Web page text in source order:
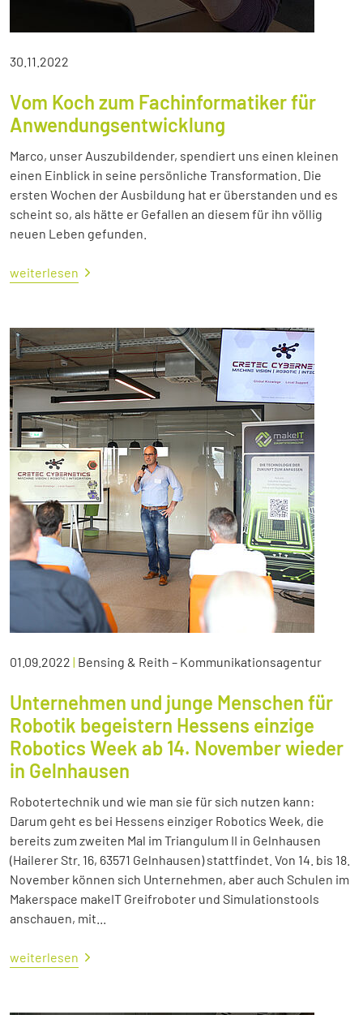
30.11.2022
Vom Koch zum Fachinformatiker für
Anwendungsentwicklung
Marco, unser Auszubildender, spendiert uns einen kleinen
einen Einblick in seine persönliche Transformation. Die
ersten Wochen der Ausbildung hat er überstanden und es
scheint so, als hätte er Gefallen an diesem für ihn völlig
neuen Leben gefunden.
weiterlesen
01.09.2022 | Bensing & Reith – Kommunikationsagentur
Unternehmen und junge Menschen für
Robotik begeistern Hessens einzige
Robotics Week ab 14. November wieder
in Gelnhausen
Robotertechnik und wie man sie für sich nutzen kann:
Darum geht es bei Hessens einziger Robotics Week, die
bereits zum zweiten Mal im Triangulum II in Gelnhausen
(Hailerer Str. 16, 63571 Gelnhausen) stattfindet. Von 14. bis 18.
November können sich Unternehmen, aber auch Schulen im
Makerspace makeIT Greifroboter und Simulationstools
anschauen, mit...
weiterlesen